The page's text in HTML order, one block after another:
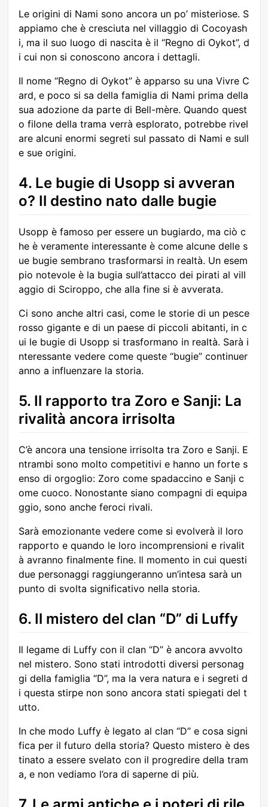
Le origini di Nami sono ancora un po’ misteriose. S
appiamo che è cresciuta nel villaggio di Cocoyash
i, ma il suo luogo di nascita è il “Regno di Oykot”, d
i cui non si conoscono ancora i dettagli.
Il nome “Regno di Oykot” è apparso su una Vivre C
ard, e poco si sa della famiglia di Nami prima della
sua adozione da parte di Bell-mère. Quando quest
o filone della trama verrà esplorato, potrebbe rivel
are alcuni enormi segreti sul passato di Nami e sull
e sue origini.
4. Le bugie di Usopp si avveran
o? Il destino nato dalle bugie
Usopp è famoso per essere un bugiardo, ma ciò c
he è veramente interessante è come alcune delle s
ue bugie sembrano trasformarsi in realtà. Un esem
pio notevole è la bugia sull’attacco dei pirati al vill
aggio di Sciroppo, che alla fine si è avverata.
Ci sono anche altri casi, come le storie di un pesce
rosso gigante e di un paese di piccoli abitanti, in c
ui le bugie di Usopp si trasformano in realtà. Sarà i
nteressante vedere come queste “bugie” continuer
anno a influenzare la storia.
5. Il rapporto tra Zoro e Sanji: La
rivalità ancora irrisolta
C’è ancora una tensione irrisolta tra Zoro e Sanji. E
ntrambi sono molto competitivi e hanno un forte s
enso di orgoglio: Zoro come spadaccino e Sanji c
ome cuoco. Nonostante siano compagni di equipa
ggio, sono anche feroci rivali.
Sarà emozionante vedere come si evolverà il loro
rapporto e quando le loro incomprensioni e rivalit
à avranno finalmente fine. Il momento in cui questi
due personaggi raggiungeranno un’intesa sarà un
punto di svolta significativo nella storia.
6. Il mistero del clan “D” di Luffy
Il legame di Luffy con il clan “D” è ancora avvolto
nel mistero. Sono stati introdotti diversi personag
gi della famiglia “D”, ma la vera natura e i segreti d
i questa stirpe non sono ancora stati spiegati del t
utto.
In che modo Luffy è legato al clan “D” e cosa signi
fica per il futuro della storia? Questo mistero è des
tinato a essere svelato con il progredire della tram
a, e non vediamo l’ora di saperne di più.